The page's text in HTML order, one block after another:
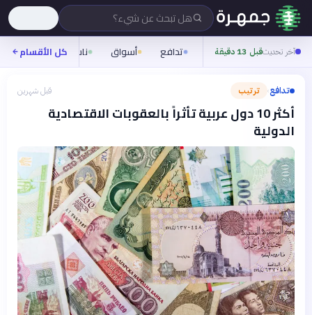
هل تبحث عن شيء؟
آخر تحديثقبل 13 دقيقة تدافع أسواق ناس روح
كل الأقسام
تدافع› ترتيب قبل شهرين
أكثر 10 دول عربية تأثراً بالعقوبات الاقتصادية
الدولية